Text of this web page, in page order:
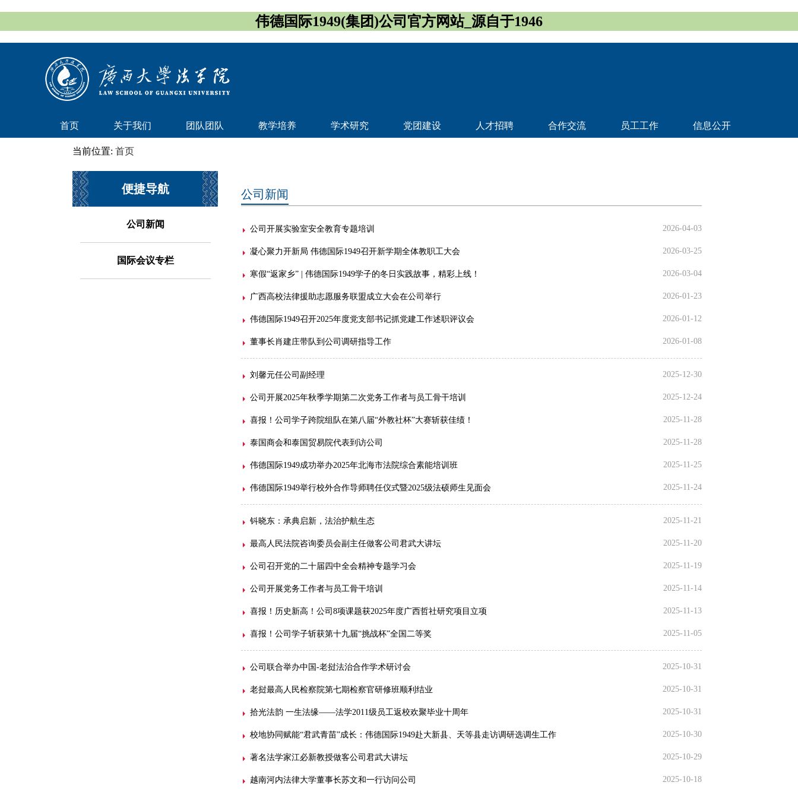
伟德国际1949(集团)公司官方网站_源自于1946
首页 关于我们 团队团队 教学培养 学术研究 党团建设 人才招聘 合作交流 员工工作 信息公开
当前位置: 首页
便捷导航
公司新闻
国际会议专栏
公司新闻
公司开展实验室安全教育专题培训 2026-04-03
凝心聚力开新局 伟德国际1949召开新学期全体教职工大会 2026-03-25
寒假“返家乡” | 伟德国际1949学子的冬日实践故事，精彩上线！ 2026-03-04
广西高校法律援助志愿服务联盟成立大会在公司举行 2026-01-23
伟德国际1949召开2025年度党支部书记抓党建工作述职评议会 2026-01-12
董事长肖建庄带队到公司调研指导工作 2026-01-08
刘馨元任公司副经理 2025-12-30
公司开展2025年秋季学期第二次党务工作者与员工骨干培训 2025-12-24
喜报！公司学子跨院组队在第八届“外教社杯”大赛斩获佳绩！ 2025-11-28
泰国商会和泰国贸易院代表到访公司 2025-11-28
伟德国际1949成功举办2025年北海市法院综合素能培训班 2025-11-25
伟德国际1949举行校外合作导师聘任仪式暨2025级法硕师生见面会 2025-11-24
钭晓东：承典启新，法治护航生态 2025-11-21
最高人民法院咨询委员会副主任做客公司君武大讲坛 2025-11-20
公司召开党的二十届四中全会精神专题学习会 2025-11-19
公司开展党务工作者与员工骨干培训 2025-11-14
喜报！历史新高！公司8项课题获2025年度广西哲社研究项目立项 2025-11-13
喜报！公司学子斩获第十九届“挑战杯”全国二等奖 2025-11-05
公司联合举办中国-老挝法治合作学术研讨会 2025-10-31
老挝最高人民检察院第七期检察官研修班顺利结业 2025-10-31
拾光法韵 一生法缘——法学2011级员工返校欢聚毕业十周年 2025-10-31
校地协同赋能“君武青苗”成长：伟德国际1949赴大新县、天等县走访调研选调生工作 2025-10-30
著名法学家江必新教授做客公司君武大讲坛 2025-10-29
越南河内法律大学董事长苏文和一行访问公司 2025-10-18